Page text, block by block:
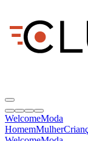
WelcomeModa
HomemMulher